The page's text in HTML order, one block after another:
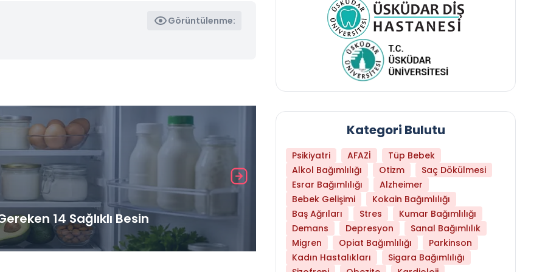
Görüntülenme:
14 Sağlıklı Besin Hangi Yaşta Hangi Testi Yaptırmanız
Kategori Bulutu
Psikiyatri AFAZİ
Tüp Bebek
Alkol Bağımlılığı
Otizm
Saç Dökülmesi
Esrar Bağımlılığı
Alzheimer
Bebek Gelişimi
Kokain Bağımlılığı
Baş Ağrıları
Stres
Kumar Bağımlılığı
Demans
Depresyon
Sanal Bağımlılık
Migren
Opiat Bağımlılığı
Parkinson
Kadın Hastalıkları
Sigara Bağımlılığı